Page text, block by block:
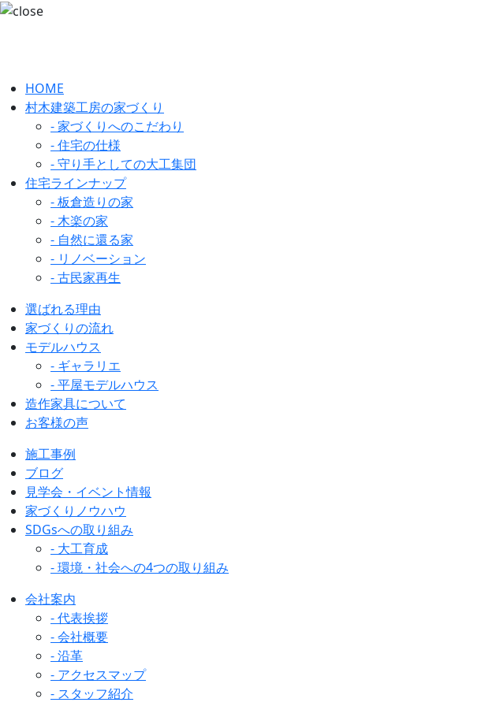
HOME
村木建築工房の家づくり
- 家づくりへのこだわり
- 住宅の仕様
- 守り手としての大工集団
住宅ラインナップ
- 板倉造りの家
- 木楽の家
- 自然に還る家
- リノベーション
- 古民家再生
選ばれる理由
家づくりの流れ
モデルハウス
- ギャラリエ
- 平屋モデルハウス
造作家具について
お客様の声
施工事例
ブログ
見学会・イベント情報
家づくりノウハウ
SDGsへの取り組み
- 大工育成
- 環境・社会への4つの取り組み
会社案内
- 代表挨拶
- 会社概要
- 沿革
- アクセスマップ
- スタッフ紹介